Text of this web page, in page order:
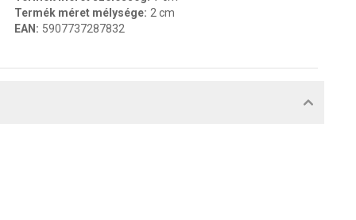
Termék méret mélysége: 2 cm
EAN : 5907737287832